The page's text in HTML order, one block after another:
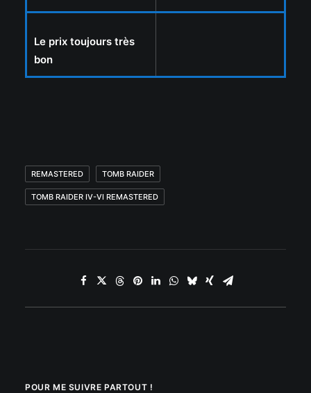
Le prix toujours très
bon
REMASTERED TOMB RAIDER
TOMB RAIDER IV-VI REMASTERED
POUR ME SUIVRE PARTOUT !